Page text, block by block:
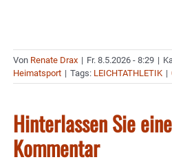
Von Renate Drax | Fr. 8.5.2026 - 8:29 |
Heimatsport | Tags: LEICHTATHLETIK |
Hinterlassen Sie
Kommentar